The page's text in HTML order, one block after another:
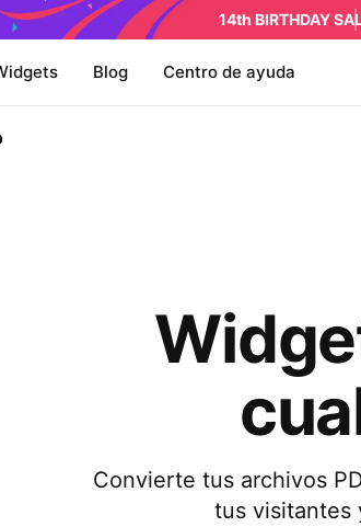
14th BIRTHDAY
Blog Centro de ayuda
Convierte tus archivos
tus visitantes